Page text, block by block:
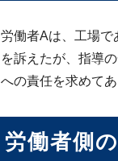
労働者Aは、工場で
を訴えたが、指導
への責任を求めて
労働者側